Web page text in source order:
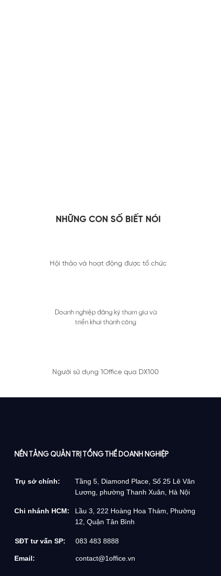
NHỮNG CON SỐ BIẾT NÓI
Hội thảo và hoạt động được tổ chức
Người sử dụng 1Office qua DX100
Doanh nghiệp đăng ký tham gia và
triển khai thành công
Trụ sở chính:
Tầng 5, Diamond Place, Số 25 Lê Văn
Lương, phường Thanh Xuân, Hà Nội
Chi nhánh HCM:
Lầu 3, 222 Hoàng Hoa Thám, Phường
12, Quận Tân Bình
SĐT tư vấn SP: 083 483 8888
Email: contact@1office.vn
NỀN TẢNG QUẢN TRỊ TỔNG THỂ DOANH NGHIỆP